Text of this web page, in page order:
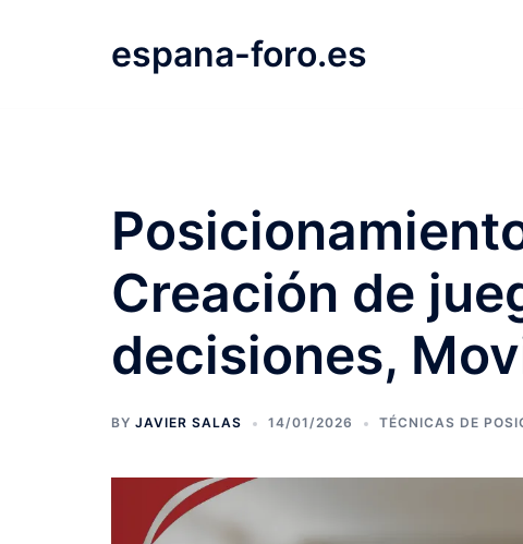
espana-foro.es
Creación de
decisiones,
BY JAVIER SALAS 14/01/2026 TÉCNICAS DE